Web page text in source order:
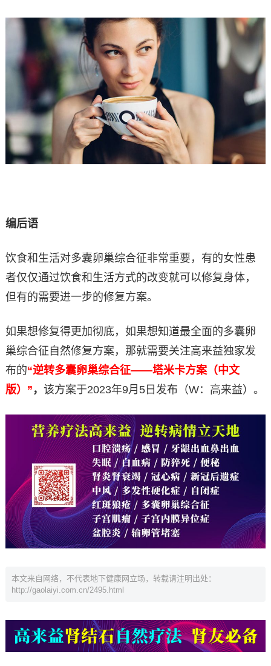
编后语
饮食和生活对多囊卵巢综合征非常重要，有的女性患
者仅仅通过饮食和生活方式的改变就可以修复身体，
但有的需要进一步的修复方案。
如果想修复得更加彻底，如果想知道最全面的多囊卵
巢综合征自然修复方案，那就需要关注高来益独家发
布的“逆转多囊卵巢综合征——塔米卡方案（中文
版）” ， 该方案于2023年9月5日发布（W：高来益）。
本文来自网络，不代表地下健康网立场，转载请注明出处：
http://gaolaiyi.com.cn/2495.html